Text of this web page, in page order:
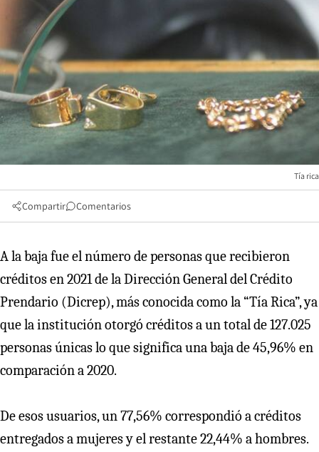
Tía rica
Compartir Comentarios
A la baja fue el número de personas que recibieron
créditos en 2021 de la Dirección General del Crédito
Prendario (Dicrep), más conocida como la “Tía Rica”, ya
que la institución otorgó créditos a un total de 127.025
personas únicas lo que significa una baja de 45,96% en
comparación a 2020.
De esos usuarios, un 77,56% correspondió a créditos
entregados a mujeres y el restante 22,44% a hombres.